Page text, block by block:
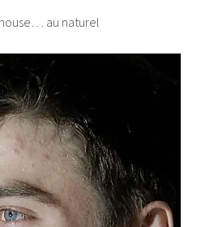
au naturel